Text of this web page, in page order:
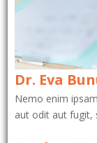
Dr. Eva
Nemo enim
aut odit aut fugit,